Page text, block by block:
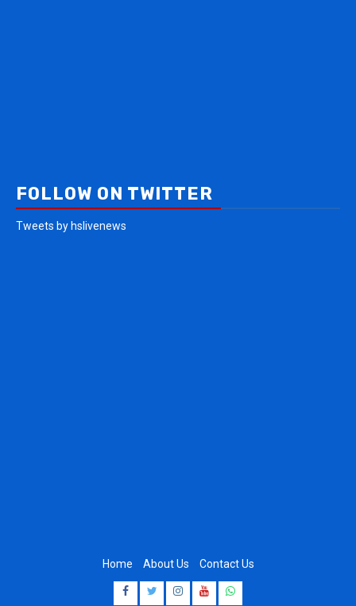
FOLLOW ON TWITTER
Tweets by hslivenews
Home About Us Contact Us
Facebook
Twitter
Instagram
Youtube
Whatsapp